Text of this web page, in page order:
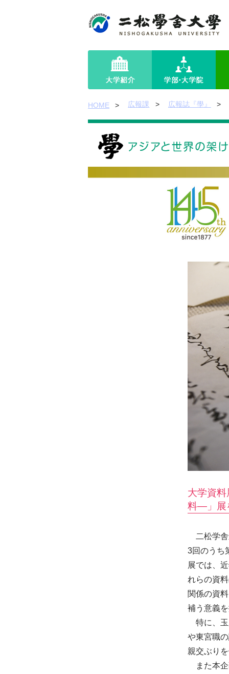
HOME 広報課 広報誌『學』
大学資
料—」展
二松学舎
3回のうち
展では、
れらの資
関係の資
補う意義を
特に、玉
や東宮職
親交ぶり
また本企